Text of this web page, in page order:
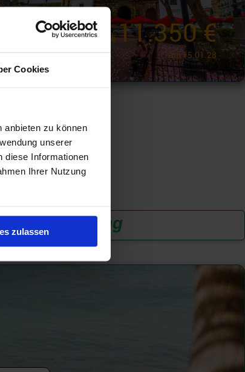
Cookies
anbieten zu können
unserer
diese Informationen
Ihrer Nutzung
zulassen
ab11.350 €
am 15.01.28
zur Anmeldung